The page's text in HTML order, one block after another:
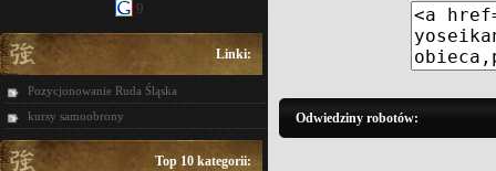
9
Linki:
Pozycjonowanie Ruda Śląska
kursy samoobrony
Top 10 kategorii:
Odwiedziny robotów: